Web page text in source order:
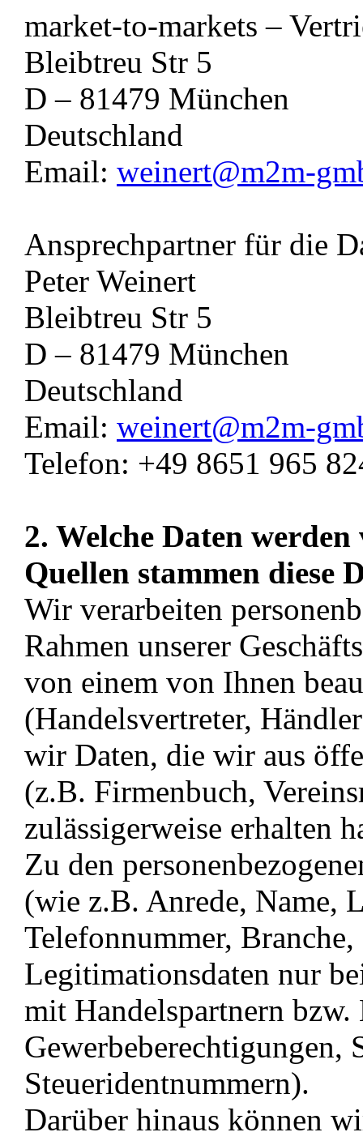
market-to-markets –
Bleibtreu Str 5
D – 81479 München
Deutschland
Email: weinert@m2m-
Ansprechpartner für die
Peter Weinert
Bleibtreu Str 5
D – 81479 München
Deutschland
Email: weinert@m2m-
Telefon: +49 8651 965
2. Welche Daten
Quellen stammen diese
Wir verarbeiten
Rahmen unserer
von einem von Ihnen
(Handelsvertreter,
wir Daten, die wir aus
(z.B. Firmenbuch,
zulässigerweise erhalten
Zu den
(wie z.B. Anrede, Name,
Telefonnummer,
Legitimationsdaten nur
mit Handelspartnern bzw.
Gewerbeberechtigungen,
Steueridentnummern).
Darüber hinaus können